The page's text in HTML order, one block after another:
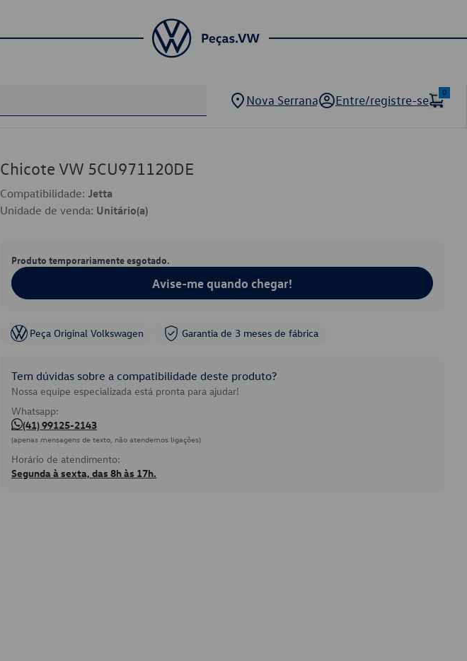
Nova Serrana Entre/registre-se
0
Chicote VW 5CU971120DE
Compatibilidade: Jetta
Unidade de venda: Unitário(a)
Produto temporariamente esgotado.
Avise-me quando chegar!
Peça Original Volkswagen Garantia de 3 meses de fábrica
Tem dúvidas sobre a compatibilidade deste produto?
Nossa equipe especializada está pronta para ajudar!
Whatsapp:
(41) 99125-2143
(apenas mensagens de texto, não atendemos ligações)
Horário de atendimento:
Segunda à sexta, das 8h às 17h.